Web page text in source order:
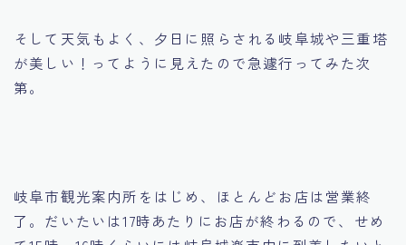
そして天気もよく、夕日に照らされる岐阜城や三重塔
が美しい！ってように見えたので急遽行ってみた次
第。
岐阜市観光案内所をはじめ、ほとんどお店は営業終
了。だいたいは17時あたりにお店が終わるので、せめ